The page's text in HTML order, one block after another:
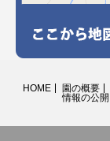
HOME 園の概要
情報の公開